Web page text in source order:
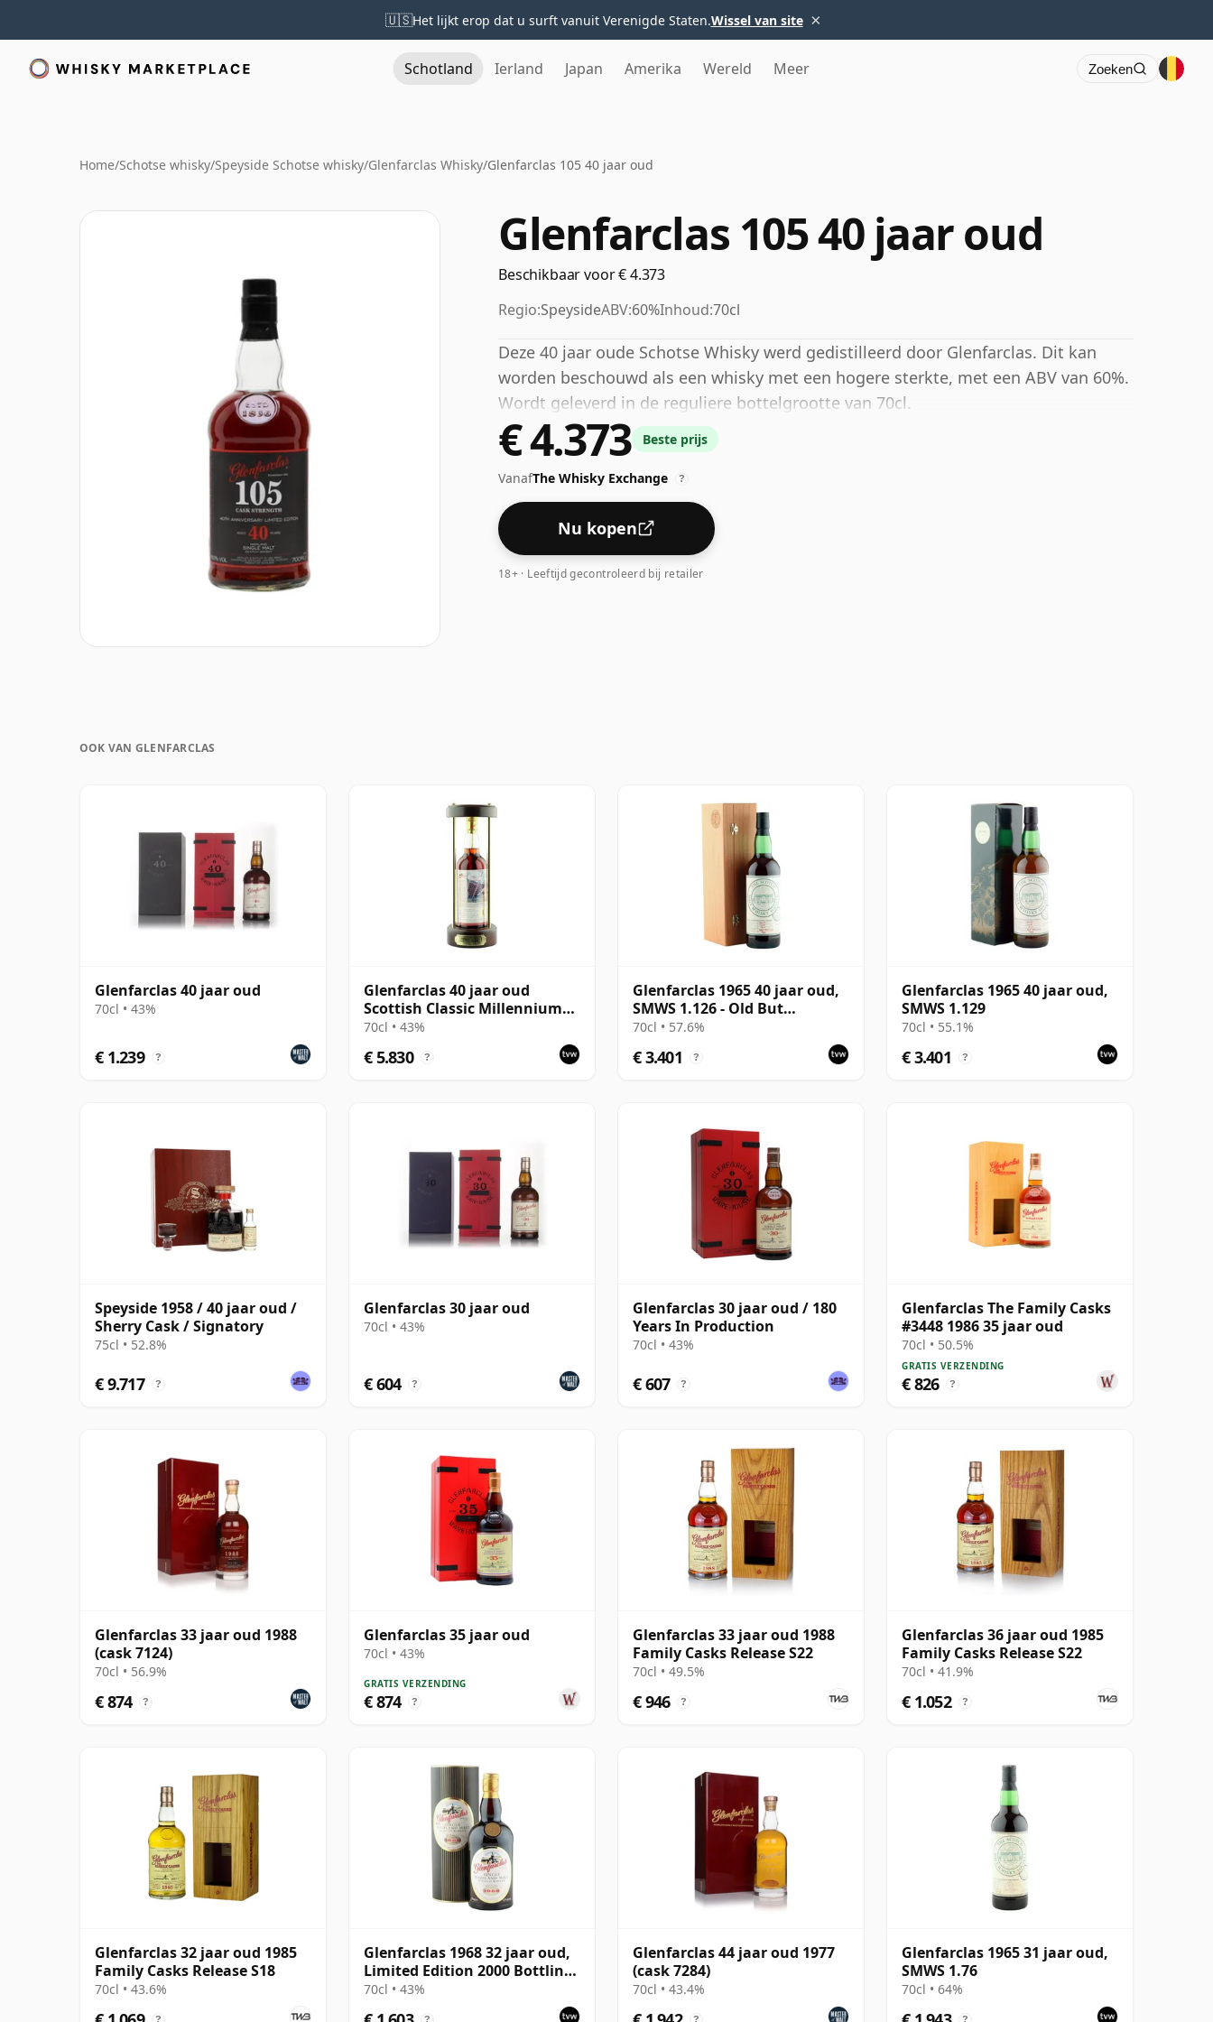
🇺🇸Het lijkt erop dat u surft vanuit Verenigde Staten.Wissel van site ×
Schotland Ierland Japan Amerika Wereld Meer Zoeken
Home/Schotse whisky/Speyside Schotse whisky/Glenfarclas Whisky/Glenfarclas 105 40 jaar oud
Glenfarclas 105 40 jaar oud
Beschikbaar voor € 4.373
Regio:SpeysideABV:60%Inhoud:70cl
Deze 40 jaar oude Schotse Whisky werd gedistilleerd door Glenfarclas. Dit kan
worden beschouwd als een whisky met een hogere sterkte, met een ABV van 60%.
Wordt geleverd in de reguliere bottelgrootte van 70cl.
€ 4.373 Beste prijs
VanafThe Whisky Exchange ?
Nu kopen
18+ · Leeftijd gecontroleerd bij retailer
OOK VAN GLENFARCLAS
Glenfarclas 40 jaar oud
70cl • 43%
€ 1.239 ?
Glenfarclas 40 jaar oud
Scottish Classic Millennium
Edition - Rob Roy
70cl • 43%
€ 5.830 ?
Glenfarclas 1965 40 jaar oud,
SMWS 1.126 - Old But
Muscular
70cl • 57.6%
€ 3.401 ?
Glenfarclas 1965 40 jaar oud,
SMWS 1.129
70cl • 55.1%
€ 3.401 ?
Speyside 1958 / 40 jaar oud /
Sherry Cask / Signatory
75cl • 52.8%
€ 9.717 ?
Glenfarclas 30 jaar oud
70cl • 43%
€ 604 ?
Glenfarclas 30 jaar oud / 180
Years In Production
70cl • 43%
€ 607 ?
Glenfarclas The Family Casks
#3448 1986 35 jaar oud
70cl • 50.5%
GRATIS VERZENDING
€ 826 ?
Glenfarclas 33 jaar oud 1988
(cask 7124)
70cl • 56.9%
€ 874 ?
Glenfarclas 35 jaar oud
70cl • 43%
GRATIS VERZENDING
€ 874 ?
Glenfarclas 33 jaar oud 1988
Family Casks Release S22
70cl • 49.5%
€ 946 ?
Glenfarclas 36 jaar oud 1985
Family Casks Release S22
70cl • 41.9%
€ 1.052 ?
Glenfarclas 32 jaar oud 1985
Family Casks Release S18
70cl • 43.6%
?
Glenfarclas 1968 32 jaar oud,
Limited Edition 2000 Bottling
with Tube
70cl • 43%
?
Glenfarclas 44 jaar oud 1977
(cask 7284)
70cl • 43.4%
?
Glenfarclas 1965 31 jaar oud,
SMWS 1.76
70cl • 64%
?